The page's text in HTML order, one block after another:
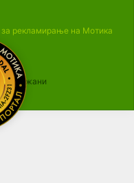
рекламирање на Мотика
задржани